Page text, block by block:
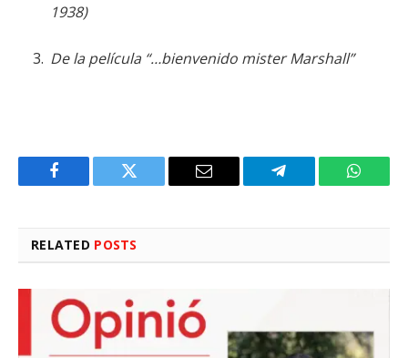
1938)
De la película “…bienvenido mister Marshall”
Facebook Twitter Email Telegram
RELATED POSTS